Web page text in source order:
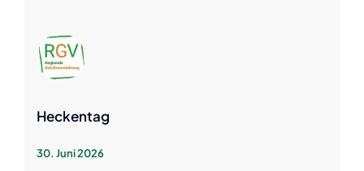
Heckentag
30. Juni 2026